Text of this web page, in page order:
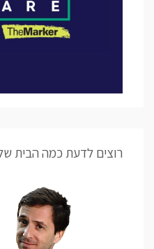
רוצים לדעת כמה הבית